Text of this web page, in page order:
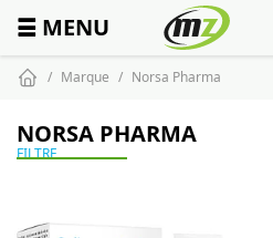
☰ MENU
Marque Norsa Pharma
NORSA PHARMA
FILTRE